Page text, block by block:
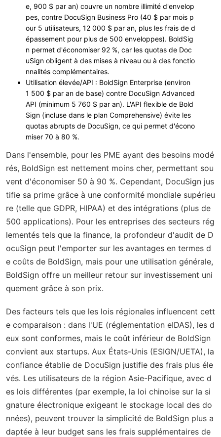
e, 900 $ par an) couvre un nombre illimité d'envelop
pes, contre DocuSign Business Pro (40 $ par mois p
our 5 utilisateurs, 12 000 $ par an, plus les frais de d
épassement pour plus de 500 enveloppes). BoldSig
n permet d'économiser 92 %, car les quotas de Doc
uSign obligent à des mises à niveau ou à des fonctio
nnalités complémentaires.
Utilisation élevée/API : BoldSign Enterprise (environ
1 500 $ par an de base) contre DocuSign Advanced
API (minimum 5 760 $ par an). L'API flexible de Bold
Sign (incluse dans le plan Comprehensive) évite les
quotas abrupts de DocuSign, ce qui permet d'écono
miser 70 à 80 %.
Dans l'ensemble, pour les PME ayant des besoins modé
rés, BoldSign est nettement moins cher, permettant sou
vent d'économiser 50 à 90 %. Cependant, DocuSign jus
tifie sa prime grâce à une conformité mondiale supérieu
re (telle que GDPR, HIPAA) et des intégrations (plus de
500 applications). Pour les entreprises des secteurs rég
lementés tels que la finance, la profondeur d'audit de D
ocuSign peut l'emporter sur les avantages en termes d
e coûts de BoldSign, mais pour une utilisation générale,
BoldSign offre un meilleur retour sur investissement uni
quement grâce à son prix.
Des facteurs tels que les lois régionales influencent cett
e comparaison : dans l'UE (réglementation eIDAS), les d
eux sont conformes, mais le coût inférieur de BoldSign
convient aux startups. Aux États-Unis (ESIGN/UETA), la
confiance établie de DocuSign justifie des frais plus éle
vés. Les utilisateurs de la région Asie-Pacifique, avec d
es lois différentes (par exemple, la loi chinoise sur la si
gnature électronique exigeant le stockage local des do
nnées), peuvent trouver la simplicité de BoldSign plus a
daptée à leur budget sans les frais supplémentaires de